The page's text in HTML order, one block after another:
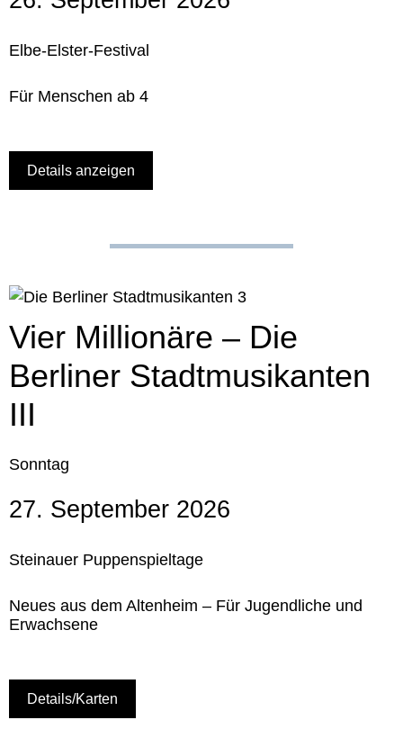
Elbe-Elster-Festival
Für Menschen ab 4
Details anzeigen
Vier Millionäre – Die
Berliner Stadtmusikanten
III
Sonntag
27. September 2026
Steinauer Puppenspieltage
Neues aus dem Altenheim – Für Jugendliche und
Erwachsene
Details/Karten